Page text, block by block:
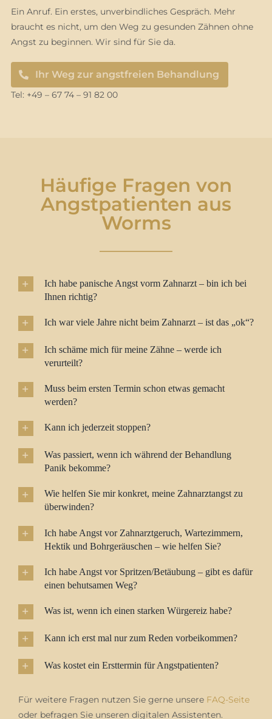
Ein Anruf. Ein erstes, unverbindliches Gespräch. Mehr
braucht es nicht, um den Weg zu gesunden Zähnen ohne
Angst zu beginnen. Wir sind für Sie da.
Ihr Weg zur angstfreien Behandlung
Tel: +49 – 67 74 – 91 82 00
Häufige Fragen von
Angstpatienten aus
Worms
Ich habe panische Angst vorm Zahnarzt – bin ich bei
Ihnen richtig?
Ich war viele Jahre nicht beim Zahnarzt – ist das „ok“?
Ich schäme mich für meine Zähne – werde ich
verurteilt?
Muss beim ersten Termin schon etwas gemacht
werden?
Kann ich jederzeit stoppen?
Was passiert, wenn ich während der Behandlung
Panik bekomme?
Wie helfen Sie mir konkret, meine Zahnarztangst zu
überwinden?
Ich habe Angst vor Zahnarztgeruch, Wartezimmern,
Hektik und Bohrgeräuschen – wie helfen Sie?
Ich habe Angst vor Spritzen/Betäubung – gibt es dafür
einen behutsamen Weg?
Was ist, wenn ich einen starken Würgereiz habe?
Kann ich erst mal nur zum Reden vorbeikommen?
Was kostet ein Ersttermin für Angstpatienten?
Für weitere Fragen nutzen Sie gerne unsere FAQ-Seite
oder befragen Sie unseren digitalen Assistenten.